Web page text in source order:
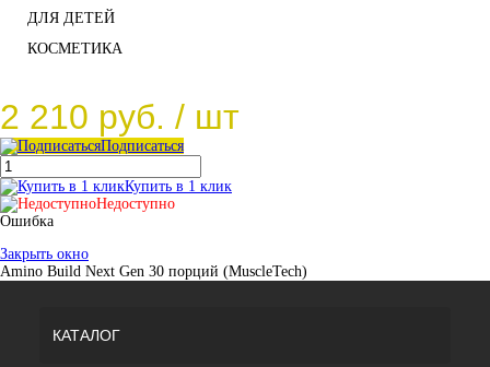
ДЛЯ ДЕТЕЙ
КОСМЕТИКА
2 210 руб. / шт
Подписаться
Купить в 1 клик
Недоступно
Ошибка
Закрыть окно
Amino Build Next Gen 30 порций (MuscleTech)
КАТАЛОГ